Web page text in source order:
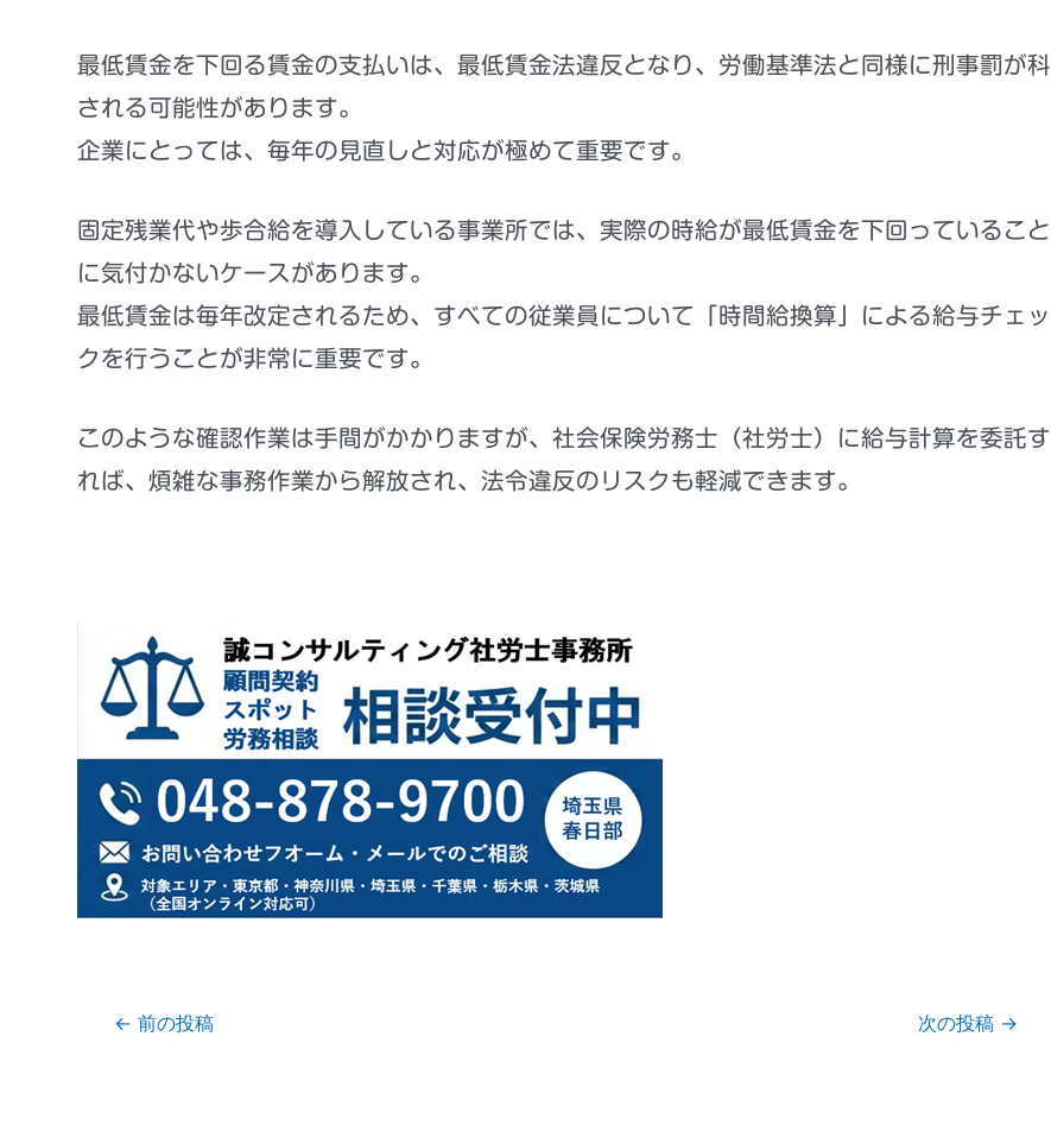
最低賃金を下回る賃金の支払いは、 最低賃金法違反となり、 労働基準法と同様に刑事罰が科
される可能性があります。
企業にとっては、毎年の見直しと対応が極めて重要です。
固定残業代や歩合給を導入している事業所では、実際の時給が最低賃金を下回っていること
に気付かないケースがあります。
最低賃金は毎年改定されるため、 すべての従業員について「時間給換算」による給与チェッ
クを行うことが非常に重要です。
このような確認作業は手間がかかりますが、 社会保険労務士（社労士）に給与計算を委託す
れば、煩雑な事務作業から解放され、法令違反のリスクも軽減できます。
← 前の投稿 次の投稿 →